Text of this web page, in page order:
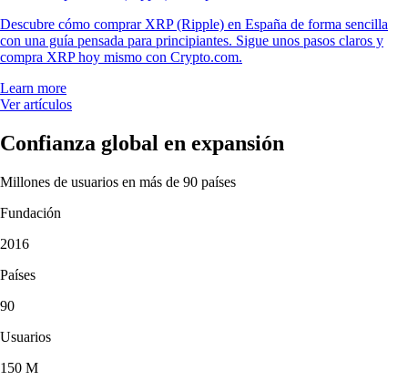
Descubre cómo comprar XRP (Ripple) en España de forma sencilla
con una guía pensada para principiantes. Sigue unos pasos claros y
compra XRP hoy mismo con Crypto.com.
Learn more
Ver artículos
Confianza global en expansión
Millones de usuarios en más de 90 países
Fundación
2016
Países
90
Usuarios
150 M